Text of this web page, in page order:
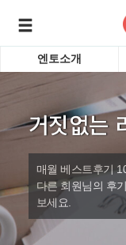
학습도우
바로가기
엔토소개
거짓없는
매월 베스트후기
다른 회원님의 후
보세요.